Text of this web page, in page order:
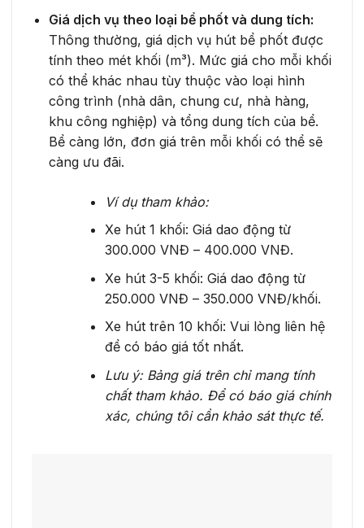
Giá dịch vụ theo loại bể phốt và dung tích:
Thông thường, giá dịch vụ hút bể phốt được
tính theo mét khối (m³). Mức giá cho mỗi khối
có thể khác nhau tùy thuộc vào loại hình
công trình (nhà dân, chung cư, nhà hàng,
khu công nghiệp) và tổng dung tích của bể.
Bể càng lớn, đơn giá trên mỗi khối có thể sẽ
càng ưu đãi.
Ví dụ tham khảo:
Xe hút 1 khối: Giá dao động từ
300.000 VNĐ – 400.000 VNĐ.
Xe hút 3-5 khối: Giá dao động từ
250.000 VNĐ – 350.000 VNĐ/khối.
Xe hút trên 10 khối: Vui lòng liên hệ
để có báo giá tốt nhất.
Lưu ý: Bảng giá trên chỉ mang tính
chất tham khảo. Để có báo giá chính
xác, chúng tôi cần khảo sát thực tế.